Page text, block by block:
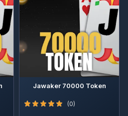
Jawaker 70000 Token
(0)